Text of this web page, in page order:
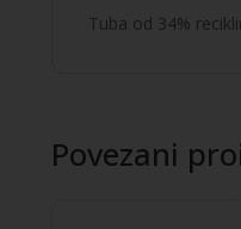
Tuba od 34%
Povezani